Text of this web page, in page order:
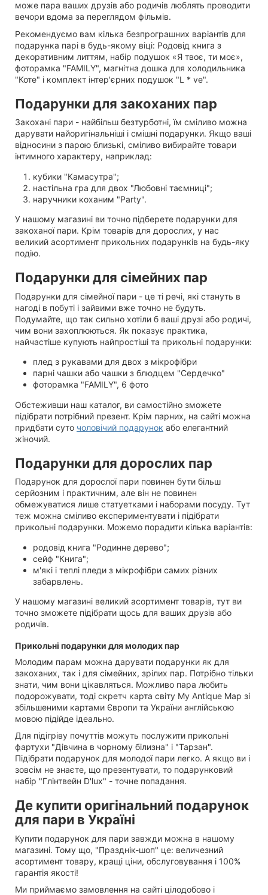
може пара ваших друзів або родичів люблять проводити
вечори вдома за переглядом фільмів.
Рекомендуємо вам кілька безпрограшних варіантів для
подарунка парі в будь-якому віці: Родовід книга з
декоративним литтям, набір подушок «Я твоє, ти моє»,
фоторамка "FAMILY", магнітна дошка для холодильника
"Коте" і комплект інтер'єрних подушок "L * ve".
Подарунки для закоханих пар
Закохані пари - найбільш безтурботні, їм сміливо можна
дарувати найоригінальніші і смішні подарунки. Якщо ваші
відносини з парою близькі, сміливо вибирайте товари
інтимного характеру, наприклад:
кубики "Камасутра";
настільна гра для двох "Любовні таємниці";
наручники коханим "Party".
У нашому магазині ви точно підберете подарунки для
закоханої пари. Крім товарів для дорослих, у нас
великий асортимент прикольних подарунків на будь-яку
подію.
Подарунки для сімейних пар
Подарунки для сімейної пари - це ті речі, які стануть в
нагоді в побуті і зайвими вже точно не будуть.
Подумайте, що так сильно хотіли б ваші друзі або родичі,
чим вони захоплюються. Як показує практика,
найчастіше купують найпростіші та прикольні подарунки:
плед з рукавами для двох з мікрофібри
парні чашки або чашки з блюдцем "Сердечко"
фоторамка "FAMILY", 6 фото
Обстеживши наш каталог, ви самостійно зможете
підібрати потрібний презент. Крім парних, на сайті можна
придбати суто чоловічий подарунок або елегантний
жіночий.
Подарунки для дорослих пар
Подарунок для дорослої пари повинен бути більш
серйозним і практичним, але він не повинен
обмежуватися лише статуетками і наборами посуду. Тут
теж можна сміливо експериментувати і підібрати
прикольні подарунки. Можемо порадити кілька варіантів:
родовід книга "Родинне дерево";
сейф "Книга";
м'які і теплі пледи з мікрофібри самих різних
забарвлень.
У нашому магазині великий асортимент товарів, тут ви
точно зможете підібрати щось для ваших друзів або
родичів.
Прикольні подарунки для молодих пар
Молодим парам можна дарувати подарунки як для
закоханих, так і для сімейних, зрілих пар. Потрібно тільки
знати, чим вони цікавляться. Можливо пара любить
подорожувати, тоді скретч карта світу My Antique Map зі
збільшеними картами Європи та України англійською
мовою підійде ідеально.
Для підігріву почуттів можуть послужити прикольні
фартухи "Дівчина в чорному білизна" і "Тарзан".
Підібрати подарунок для молодої пари легко. А якщо ви і
зовсім не знаєте, що презентувати, то подарунковий
набір "Глінтвейн D'lux" - точне попадання.
Де купити оригінальний подарунок
для пари в Україні
Купити подарунок для пари завжди можна в нашому
магазині. Тому що, "Празднік-шоп" це: величезний
асортимент товару, кращі ціни, обслуговування і 100%
гарантія якості!
Ми приймаємо замовлення на сайті цілодобово і